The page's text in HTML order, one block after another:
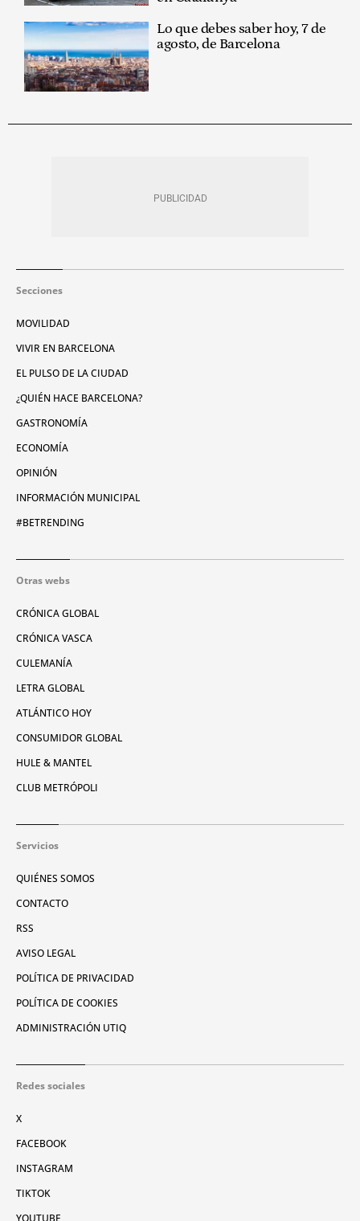
Lo que debes saber hoy, 7 de
agosto, de Barcelona
Secciones
MOVILIDAD
VIVIR EN BARCELONA
EL PULSO DE LA CIUDAD
¿QUIÉN HACE BARCELONA?
GASTRONOMÍA
ECONOMÍA
OPINIÓN
INFORMACIÓN MUNICIPAL
#BETRENDING
Otras webs
CRÓNICA GLOBAL
CRÓNICA VASCA
CULEMANÍA
LETRA GLOBAL
ATLÁNTICO HOY
CONSUMIDOR GLOBAL
HULE & MANTEL
CLUB METRÓPOLI
Servicios
QUIÉNES SOMOS
CONTACTO
RSS
AVISO LEGAL
POLÍTICA DE PRIVACIDAD
POLÍTICA DE COOKIES
ADMINISTRACIÓN UTIQ
Redes sociales
X
FACEBOOK
INSTAGRAM
TIKTOK